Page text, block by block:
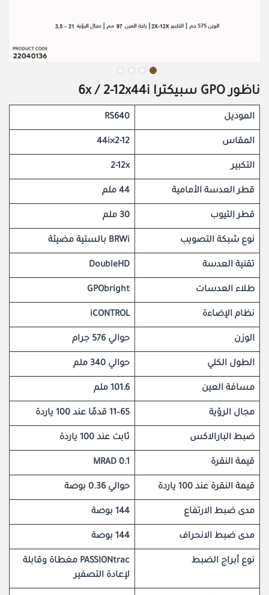
ناظور GPO سبيكترا 6x / 2-12x44i
الموديل RS640
المقاس 2-12×44i
التكبير 2-12x
قطر العدسة الأمامية 44 ملم
قطر التيوب 30 ملم
نوع شبكة التصويب BRWi بالستية مضيئة
تقنية العدسة DoubleHD
طلاء العدسات GPObright
نظام الإضاءة iCONTROL
الوزن حوالي 576 جرام
الطول الكلي حوالي 340 ملم
مسافة العين 101.6 ملم
مجال الرؤية 65–11 قدمًا عند 100 ياردة
ضبط البارالاكس ثابت عند 100 ياردة
قيمة النقرة 0.1 MRAD
قيمة النقرة عند 100 ياردة حوالي 0.36 بوصة
مدى ضبط الارتفاع 144 بوصة
مدى ضبط الانحراف 144 بوصة
نوع أبراج الضبط
PASSIONtrac مغطاة وقابلة
لإعادة التصفير